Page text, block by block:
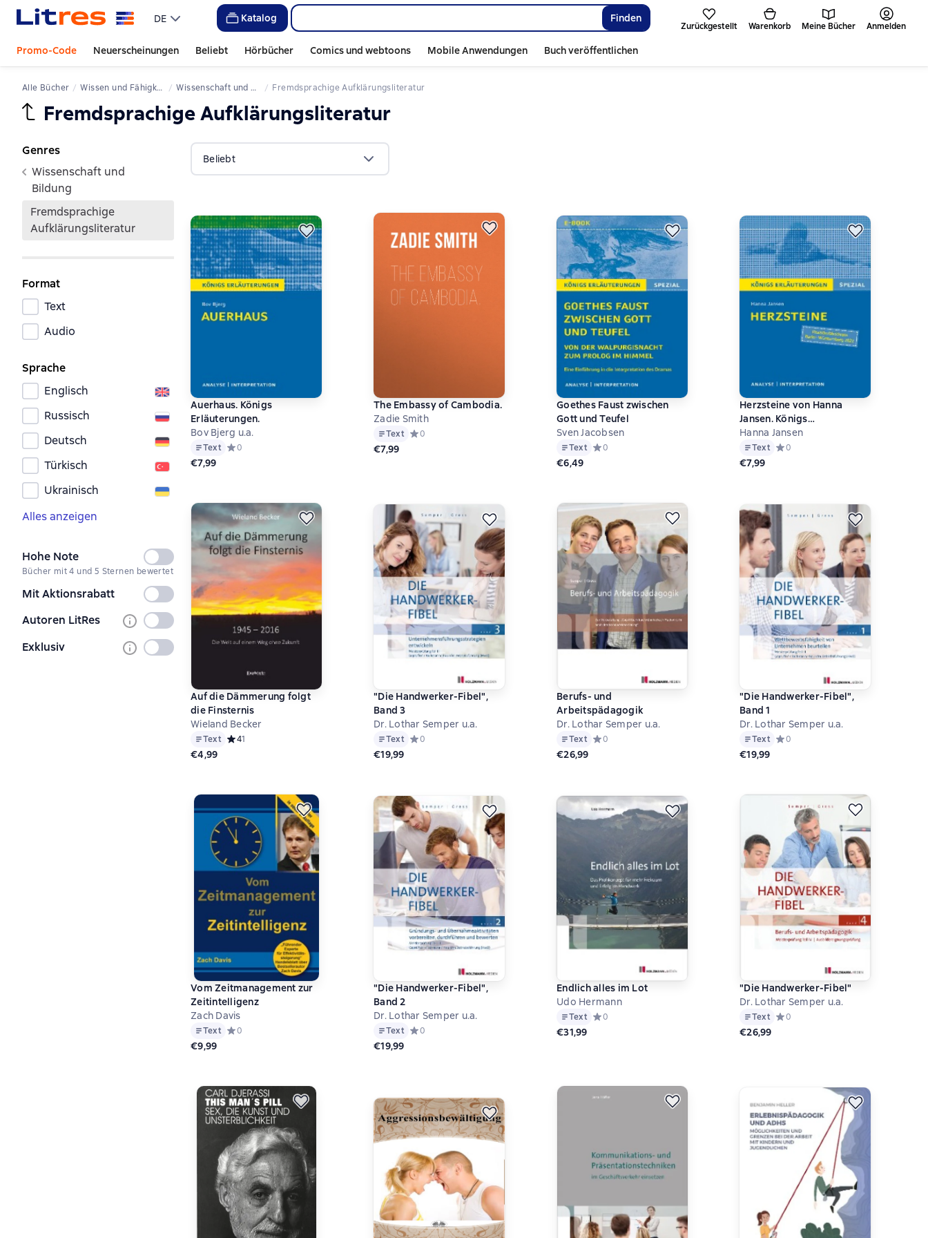
DE Katalog Finden
Zurückgestellt Warenkorb Meine Bücher Anmelden
Promo-Code Neuerscheinungen Beliebt Hörbücher Comics und webtoons Mobile Anwendungen Buch veröffentlichen
Alle Bücher Wissen und Fähigkeiten Wissenschaft und Bildung Fremdsprachige Aufklärungsliteratur
Fremdsprachige Aufklärungsliteratur
Genres
Wissenschaft und
Bildung
Fremdsprachige
Aufklärungsliteratur
Format
Text
Audio
Sprache
Englisch
Russisch
Deutsch
Türkisch
Ukrainisch
Alles anzeigen
Hohe Note
Nicht
ausgewählt
Bücher mit 4 und 5 Sternen bewertet
Mit Aktionsrabatt
Nicht
ausgewählt
Autoren LitRes
Nicht
ausgewählt
Exklusiv
Nicht
Beliebt
Auerhaus. Königs
Erläuterungen.
Bov Bjerg u.a.
Text Средний рейтинг 0 на основе 0 оценок
0
€7,99
The Embassy of Cambodia.
Zadie Smith
Text Средний рейтинг 0 на основе 0 оценок
0
€7,99
Goethes Faust zwischen
Gott und Teufel
Sven Jacobsen
Text Средний рейтинг 0 на основе 0 оценок
0
€6,49
Herzsteine von Hanna
Jansen. Königs
Erläuterungen Spezial.
Hanna Jansen
Text Средний рейтинг 0 на основе 0
0
€7,99
Auf die Dämmerung folgt
die Finsternis
Wieland Becker
Text Средний рейтинг 4 на основе 1 оценок
41
€4,99
"Die Handwerker-Fibel",
Band 3
Dr. Lothar Semper u.a.
Text Средний рейтинг 0 на основе 0 оценок
0
€19,99
Berufs- und
Arbeitspädagogik
Dr. Lothar Semper u.a.
Text Средний рейтинг 0 на основе 0 оценок
0
€26,99
"Die Handwerker-Fibel",
Band 1
Dr. Lothar Semper u.a.
Text Средний рейтинг 0 на основе 0
0
€19,99
Vom Zeitmanagement zur
Zeitintelligenz
Zach Davis
Text Средний рейтинг 0 на основе 0 оценок
0
€9,99
"Die Handwerker-Fibel",
Band 2
Dr. Lothar Semper u.a.
Text Средний рейтинг 0 на основе 0 оценок
0
€19,99
Endlich alles im Lot
Udo Hermann
Text Средний рейтинг 0 на основе 0 оценок
0
€31,99
"Die Handwerker-Fibel"
Dr. Lothar Semper u.a.
Text Средний рейтинг 0 на основе 0
0
€26,99